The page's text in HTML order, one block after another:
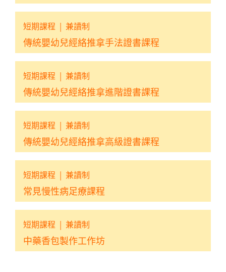
短期課程 | 兼讀制
傳統嬰幼兒經絡推拿手法證書課程
短期課程 | 兼讀制
傳統嬰幼兒經絡推拿進階證書課程
短期課程 | 兼讀制
傳統嬰幼兒經絡推拿高級證書課程
短期課程 | 兼讀制
常見慢性病足療課程
短期課程 | 兼讀制
中藥香包製作工作坊